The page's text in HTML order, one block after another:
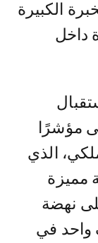
الخبرة الكبيرة
داخل
مؤشرًا
الذي
مميزة
نهضة
واحد في